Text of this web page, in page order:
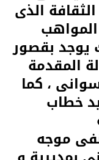
الذى
يوجد بقصور
المقدمة
، كما
خطاب
موجه